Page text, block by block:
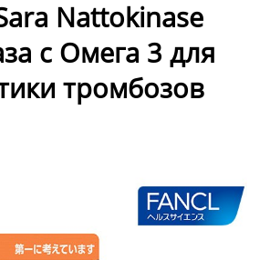
Nattokinase
с Омега 3 для
тромбозов